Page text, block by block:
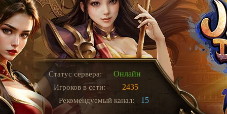
Статус сервера: Онлайн
Игроков в сети: 2435
Рекомендуемый канал: 15